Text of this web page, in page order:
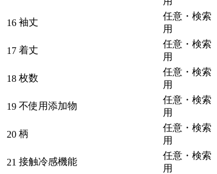
16 袖丈
任意・検索
用
17 着丈
任意・検索
用
18 枚数
任意・検索
用
19 不使用添加物
任意・検索
用
20 柄
任意・検索
用
21 接触冷感機能
任意・検索
用